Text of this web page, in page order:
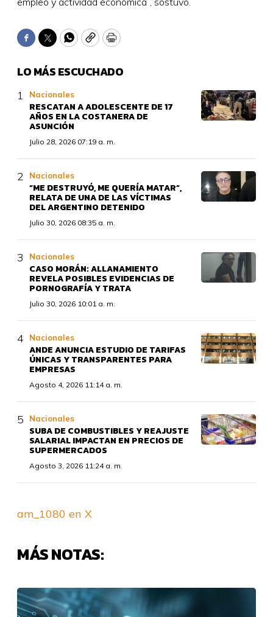
Facebook
TwitterWhatsApp
CopyPrint
LO MÁS ESCUCHADO
Nacionales
RESCATAN A ADOLESCENTE DE 17
AÑOS EN LA COSTANERA DE
ASUNCIÓN
Julio 28, 2026 07:19 a. m.
Nacionales
“ME DESTRUYÓ, ME QUERÍA MATAR”,
RELATA DE UNA DE LAS VÍCTIMAS
DEL ARGENTINO DETENIDO
Julio 30, 2026 08:35 a. m.
Nacionales
CASO MORÁN: ALLANAMIENTO
REVELA POSIBLES EVIDENCIAS DE
PORNOGRAFÍA Y TRATA
Julio 30, 2026 10:01 a. m.
Nacionales
ANDE ANUNCIA ESTUDIO DE TARIFAS
ÚNICAS Y TRANSPARENTES PARA
EMPRESAS
Agosto 4, 2026 11:14 a. m.
Nacionales
SUBA DE COMBUSTIBLES Y REAJUSTE
SALARIAL IMPACTAN EN PRECIOS DE
SUPERMERCADOS
Agosto 3, 2026 11:24 a. m.
am_1080 en X
MÁS NOTAS: